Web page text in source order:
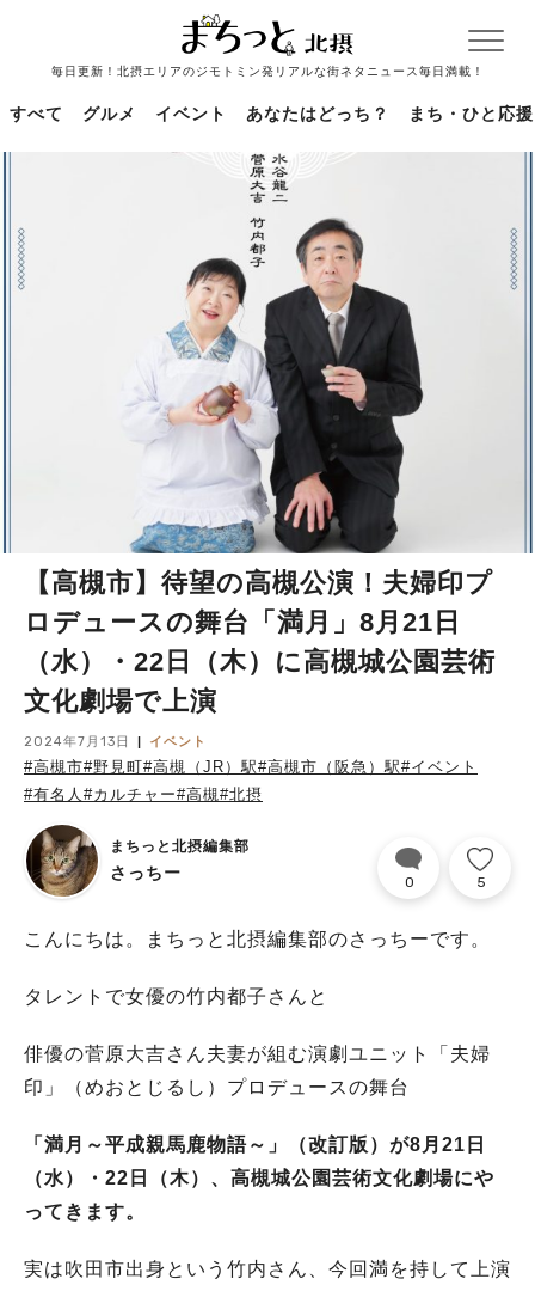
毎日更新！北摂エリアのジモトミン発リアルな街ネタニュース毎日満載！
すべて グルメ イベント あなたはどっち？ まち・ひと応援
【高槻市】待望の高槻公演！夫婦印プ
ロデュースの舞台「満月」8月21日
（水）・22日（木）に高槻城公園芸術
文化劇場で上演
2024年7月13日 イベント
#高槻市#野見町#高槻（JR）駅#高槻市（阪急）駅#イベント
#有名人 #カルチャー#高槻#北摂
まちっと北摂編集部
さっちー 0 5
こんにちは。まちっと北摂編集部のさっちーです。
タレントで女優の竹内都子さんと
俳優の菅原大吉さん夫妻が組む演劇ユニット「夫婦
印」（めおとじるし）プロデュースの舞台
「満月～平成親馬鹿物語～」（改訂版）が8月21日
（水）・22日（木）、 高槻城公園芸術文化劇場にや
ってきます。
実は吹田市出身という竹内さん、今回満を持して上演